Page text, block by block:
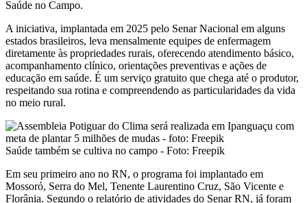
Saúde no Campo.
A iniciativa, implantada em 2025 pelo Senar Nacional em alguns
estados brasileiros, leva mensalmente equipes de enfermagem
diretamente às propriedades rurais, oferecendo atendimento básico,
acompanhamento clínico, orientações preventivas e ações de
educação em saúde. É um serviço gratuito que chega até o produtor,
respeitando sua rotina e compreendendo as particularidades da vida
no meio rural.
Saúde também se cultiva no campo - Foto: Freepik
Em seu primeiro ano no RN, o programa foi implantado em
Mossoró, Serra do Mel, Tenente Laurentino Cruz, São Vicente e
Florânia. Segundo o relatório de atividades do Senar RN, já foram